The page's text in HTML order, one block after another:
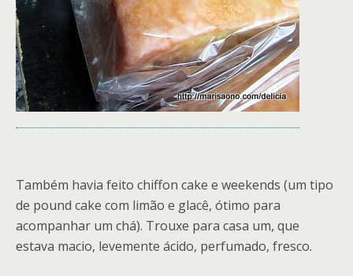
Também havia feito chiffon cake e weekends (um tipo
de pound cake com limão e glacê, ótimo para
acompanhar um chá). Trouxe para casa um, que
estava macio, levemente ácido, perfumado, fresco.